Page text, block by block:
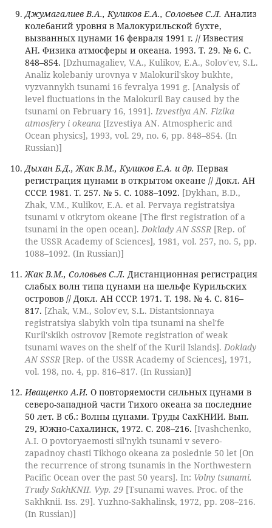
Джумагалиев В.А., Куликов Е.А., Соловьев С.Л. Анализ
колебаний уровня в Малокурильской бухте,
вызванных цунами 16 февраля 1991 г. // Известия
АН. Физика атмосферы и океана. 1993. Т. 29. № 6. С.
848–854. [Dzhumagaliev, V.A., Kulikov, E.A., Solov'ev, S.L.
Analiz kolebaniy urovnya v Malokuril'skoy bukhte,
vyzvannykh tsunami 16 fevralya 1991 g. [Analysis of
level fluctuations in the Malokuril Bay caused by the
tsunami on February 16, 1991]. Izvestiya AN. Fizika
atmosfery i okeana[Izvestiya AN. Atmospheric and
Ocean physics], 1993, vol. 29, no. 6, pp. 848–854. (In
Russian)]
Дыхан Б.Д., Жак В.М., Куликов Е.А. и др. Первая
регистрация цунами в открытом океане // Докл. АН
СССР. 1981. Т. 257. № 5. С. 1088–1092. [Dykhan, B.D.,
Zhak, V.M., Kulikov, E.A. et al. Pervaya registratsiya
tsunami v otkrytom okeane [The first registration of a
tsunami in the open ocean]. Doklady AN SSSR[Rep. of
the USSR Academy of Sciences], 1981, vol. 257, no. 5, pp.
1088–1092. (In Russian)]
Жак В.М., Соловьев С.Л. Дистанционная регистрация
слабых волн типа цунами на шельфе Курильских
островов // Докл. АН СССР. 1971. Т. 198. № 4. С. 816–
817. [Zhak, V.M., Solov'ev, S.L. Distantsionnaya
registratsiya slabykh voln tipa tsunami na shel'fe
Kuril'skikh ostrovov [Remote registration of weak
tsunami waves on the shelf of the Kuril Islands]. Doklady
AN SSSR[Rep. of the USSR Academy of Sciences], 1971,
vol. 198, no. 4, pp. 816–817. (In Russian)]
Иващенко А.И. О повторяемости сильных цунами в
северо-западной части Тихого океана за последние
50 лет. В сб.: Волны цунами. Труды СахКНИИ. Вып.
29, Южно-Сахалинск, 1972. С. 208–216. [Ivashchenko,
A.I. O povtoryaemosti sil'nykh tsunami v severo-
zapadnoy chasti Tikhogo okeana za poslednie 50 let [On
the recurrence of strong tsunamis in the Northwestern
Pacific Ocean over the past 50 years]. In: Volny tsunami.
Trudy SakhKNII. Vyp. 29[Tsunami waves. Proc. of the
Sakhknii. Iss. 29]. Yuzhno-Sakhalinsk, 1972, pp. 208–216.
(In Russian)]